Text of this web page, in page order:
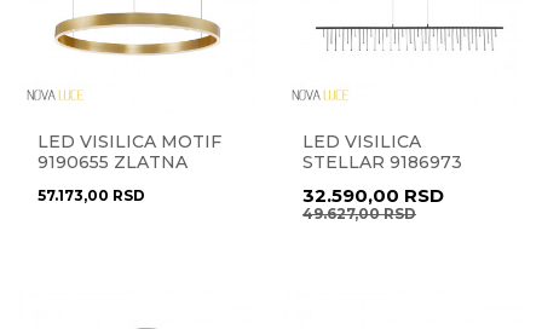
LED VISILICA MOTIF
9190655 ZLATNA
57.173,00 RSD
LED VISILICA
STELLAR 9186973
32.590,00 RSD
49.627,00RSD